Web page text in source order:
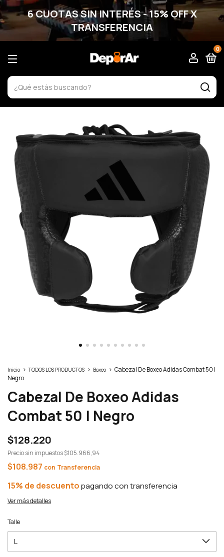
6 CUOTAS SIN INTERÉS - 15% OFF X
TRANSFERENCIA
0
Inicio > TODOS LOS PRODUCTOS > Boxeo > Cabezal De Boxeo Adidas Combat 50 |
Negro
Cabezal De Boxeo Adidas
Combat 50 | Negro
$128.220
Precio sin impuestos$105.966,94
$108.987 con
15% de descuento
Ver más detalles
Talle